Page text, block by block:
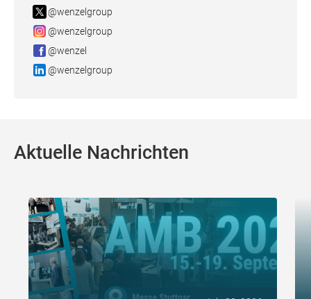
@wenzelgroup
@wenzelgroup
@wenzel
@wenzelgroup
Aktuelle Nachrichten